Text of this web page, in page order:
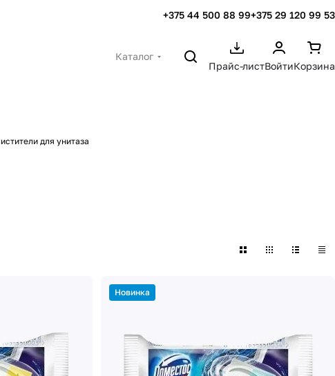
+375 44 500 88 99+375 29 120 99 53
Каталог
Прайс-листВойтиКорзина
для унитаза
Новинка